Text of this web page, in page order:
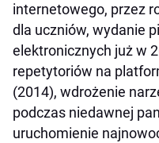
internetowego, przez
dla uczniów, wydanie
elektronicznych już w
repetytoriów na
(2014), wdrożenie
podczas niedawnej
uruchomienie